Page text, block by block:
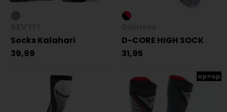
Socks Kalahari
39,99
D-CORE HIGH SOCK
31,95
op=op